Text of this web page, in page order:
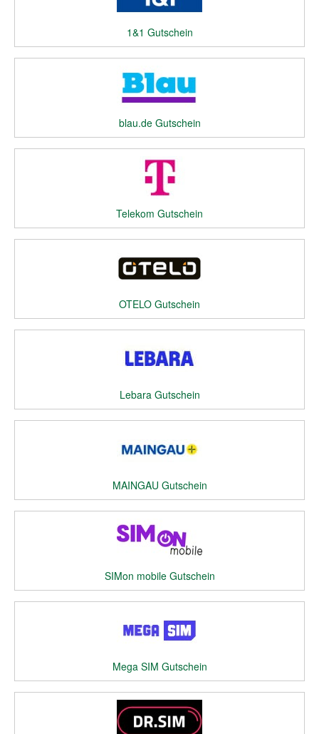
1&1 Gutschein
blau.de Gutschein
Telekom Gutschein
OTELO Gutschein
Lebara Gutschein
MAINGAU Gutschein
SIMon mobile Gutschein
Mega SIM Gutschein